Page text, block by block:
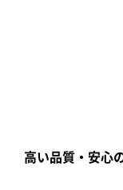
高い品質・安心